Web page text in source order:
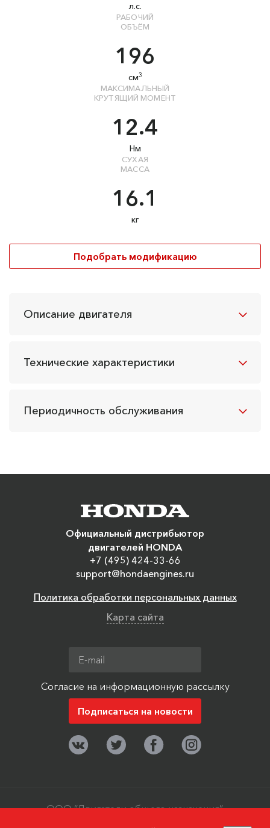
л.с.
РАБОЧИЙ
ОБЪЁМ
196
см3
МАКСИМАЛЬНЫЙ
КРУТЯЩИЙ МОМЕНТ
12.4
Нм
СУХАЯ
МАССА
16.1
кг
Подобрать модификацию
Описание двигателя
Технические характеристики
Периодичность обслуживания
Официальный дистрибьютор
двигателей HONDA
+7 (495) 424-33-66
support@hondaengines.ru
Политика обработки персональных данных
Карта сайта
Согласие на информационную рассылку
ООО “Двигатели общего назначения”,